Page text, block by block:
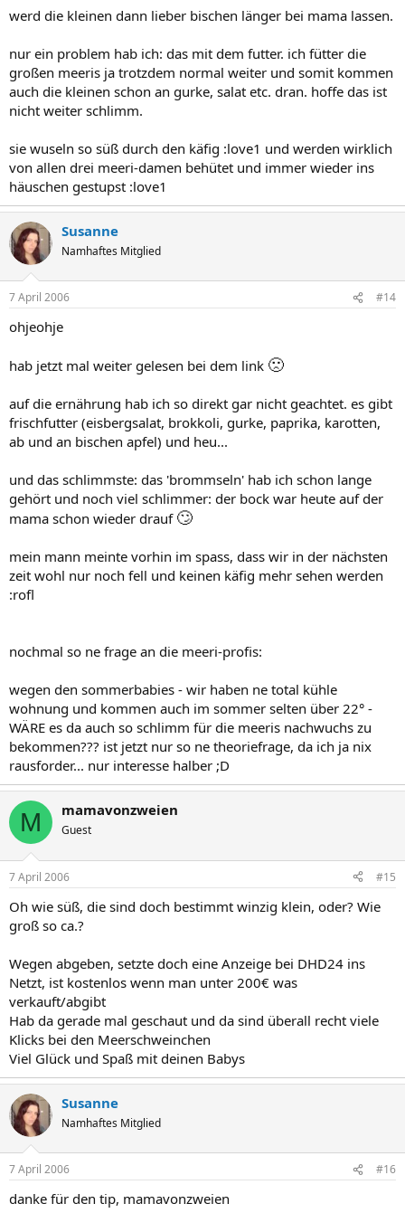
werd die kleinen dann lieber bischen länger bei mama lassen.
nur ein problem hab ich: das mit dem futter. ich fütter die
großen meeris ja trotzdem normal weiter und somit kommen
auch die kleinen schon an gurke, salat etc. dran. hoffe das ist
nicht weiter schlimm.
sie wuseln so süß durch den käfig :love1 und werden wirklich
von allen drei meeri-damen behütet und immer wieder ins
häuschen gestupst :love1
Susanne
Namhaftes Mitglied
7 April 2006 #14
ohjeohje
hab jetzt mal weiter gelesen bei dem link 🙁
auf die ernährung hab ich so direkt gar nicht geachtet. es gibt
frischfutter (eisbergsalat, brokkoli, gurke, paprika, karotten,
ab und an bischen apfel) und heu...
und das schlimmste: das 'brommseln' hab ich schon lange
gehört und noch viel schlimmer: der bock war heute auf der
mama schon wieder drauf 🙄
mein mann meinte vorhin im spass, dass wir in der nächsten
zeit wohl nur noch fell und keinen käfig mehr sehen werden
:rofl
nochmal so ne frage an die meeri-profis:
wegen den sommerbabies - wir haben ne total kühle
wohnung und kommen auch im sommer selten über 22° -
WÄRE es da auch so schlimm für die meeris nachwuchs zu
bekommen??? ist jetzt nur so ne theoriefrage, da ich ja nix
rausforder... nur interesse halber ;D
M mamavonzweien
Guest
7 April 2006 #15
Oh wie süß, die sind doch bestimmt winzig klein, oder? Wie
groß so ca.?
Wegen abgeben, setzte doch eine Anzeige bei DHD24 ins
Netzt, ist kostenlos wenn man unter 200€ was
verkauft/abgibt
Hab da gerade mal geschaut und da sind überall recht viele
Klicks bei den Meerschweinchen
Viel Glück und Spaß mit deinen Babys
Susanne
Namhaftes Mitglied
7 April 2006 #16
danke für den tip, mamavonzweien